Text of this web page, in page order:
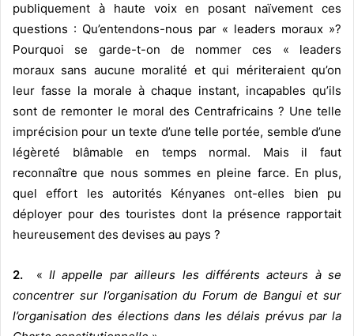
publiquement à haute voix en posant naïvement ces
questions : Qu’entendons-nous par « leaders moraux »?
Pourquoi se garde-t-on de nommer ces « leaders
moraux sans aucune moralité et qui mériteraient qu’on
leur fasse la morale à chaque instant, incapables qu’ils
sont de remonter le moral des Centrafricains ? Une telle
imprécision pour un texte d’une telle portée, semble d’une
légèreté blâmable en temps normal. Mais il faut
reconnaître que nous sommes en pleine farce. En plus,
quel effort les autorités Kényanes ont-elles bien pu
déployer pour des touristes dont la présence rapportait
heureusement des devises au pays ?
2. «Il appelle par ailleurs les différents acteurs à se
concentrer sur l’organisation du Forum de Bangui et sur
l’organisation des élections dans les délais prévus par la